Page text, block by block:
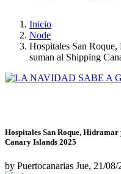
Inicio
Node
Hospitales San
suman al Shipping
Hospitales San Roque,
Canary Islands 2025
by Puertocanarias Jue, 21/08/